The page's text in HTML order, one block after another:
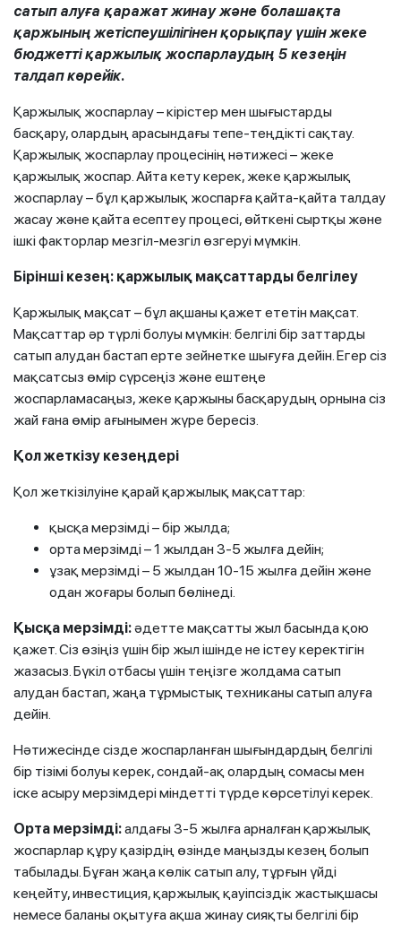
сатып алуға қаражат жинау және болашақта
қаржының жетіспеушілігінен қорықпау үшін жеке
бюджетті қаржылық жоспарлаудың 5 кезеңін
талдап көрейік.
Қаржылық жоспарлау – кірістер мен шығыстарды
басқару, олардың арасындағы тепе-теңдікті сақтау.
Қаржылық жоспарлау процесінің нәтижесі – жеке
қаржылық жоспар. Айта кету керек, жеке қаржылық
жоспарлау – бұл қаржылық жоспарға қайта-қайта талдау
жасау және қайта есептеу процесі, өйткені сыртқы және
ішкі факторлар мезгіл-мезгіл өзгеруі мүмкін.
Бірінші кезең: қаржылық мақсаттарды белгілеу
Қаржылық мақсат – бұл ақшаны қажет ететін мақсат.
Мақсаттар әр түрлі болуы мүмкін: белгілі бір заттарды
сатып алудан бастап ерте зейнетке шығуға дейін. Егер сіз
мақсатсыз өмір сүрсеңіз және ештеңе
жоспарламасаңыз, жеке қаржыны басқарудың орнына сіз
жай ғана өмір ағынымен жүре бересіз.
Қол жеткізу кезеңдері
Қол жеткізілуіне қарай қаржылық мақсаттар:
қысқа мерзімді – бір жылда;
орта мерзімді – 1 жылдан 3-5 жылға дейін;
ұзақ мерзімді – 5 жылдан 10-15 жылға дейін және
одан жоғары болып бөлінеді.
Қысқа мерзімді:әдетте мақсатты жыл басында қою
қажет. Сіз өзіңіз үшін бір жыл ішінде не істеу керектігін
жазасыз. Бүкіл отбасы үшін теңізге жолдама сатып
алудан бастап, жаңа тұрмыстық техниканы сатып алуға
дейін.
Нәтижесінде сізде жоспарланған шығындардың белгілі
бір тізімі болуы керек, сондай-ақ олардың сомасы мен
іске асыру мерзімдері міндетті түрде көрсетілуі керек.
Орта мерзімді:алдағы 3-5 жылға арналған қаржылық
жоспарлар құру қазірдің өзінде маңызды кезең болып
табылады. Бұған жаңа көлік сатып алу, тұрғын үйді
кеңейту, инвестиция, қаржылық қауіпсіздік жастықшасы
немесе баланы оқытуға ақша жинау сияқты белгілі бір